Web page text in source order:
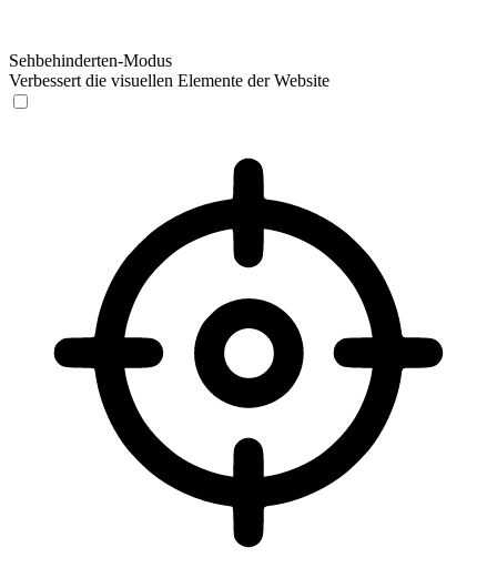
Sehbehinderten-Modus
Verbessert die visuellen Elemente der Website